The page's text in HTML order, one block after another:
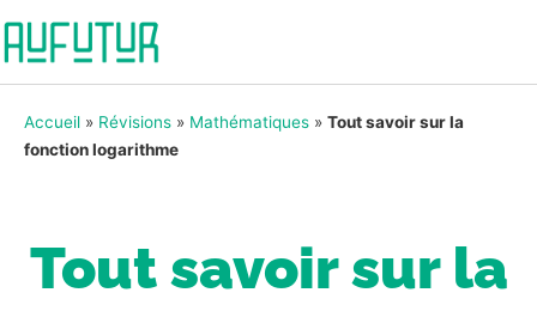
Accueil » Révisions » Mathématiques » Tout savoir sur la
fonction logarithme
Tout savoir sur la